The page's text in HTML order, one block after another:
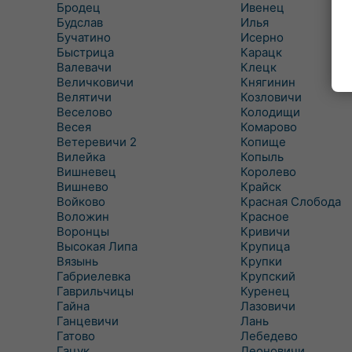
Бродец
Будслав
Бучатино
Быстрица
Валевачи
Величковичи
Велятичи
Веселово
Весея
Ветеревичи 2
Вилейка
Вишневец
Вишнево
Войково
Воложин
Воронцы
Высокая Липа
Вязынь
Габриелевка
Гаврильчицы
Гайна
Ганцевичи
Гатово
Ивенец
Илья
Исерно
Карацк
Клецк
Княгинин
Козловичи
Колодищи
Комарово
Копище
Копыль
Королево
Крайск
Красная Слобода
Красное
Кривичи
Крупица
Крупки
Крупский
Куренец
Лазовичи
Лань
Лебедево